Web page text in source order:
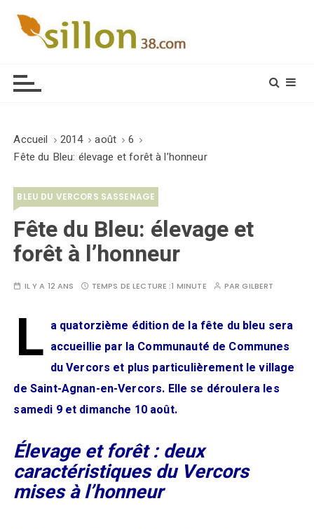
Accueil 2014 août
6
Fête du Bleu: élevage et forêt à l’honneur
BLEU DU VERCORS SASSENAGE
Fête du Bleu: élevage et
forêt à l’honneur
IL Y A 12 ANS TEMPS DE LECTURE :1 MINUTE PARGILBERT
L a quatorzième édition de la fête du bleu sera
accueillie par la Communauté de Communes
du Vercors et plus particulièrement le village
de Saint-Agnan-en-Vercors. Elle se déroulera les
samedi 9 et dimanche 10 août.
Élevage et forêt : deux
caractéristiques du Vercors
mises à l’honneur